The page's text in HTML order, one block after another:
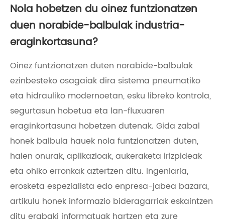
Nola hobetzen du oinez funtzionatzen
duen norabide-balbulak industria-
eraginkortasuna?
Oinez funtzionatzen duten norabide-balbulak
ezinbesteko osagaiak dira sistema pneumatiko
eta hidrauliko modernoetan, esku libreko kontrola,
segurtasun hobetua eta lan-fluxuaren
eraginkortasuna hobetzen dutenak. Gida zabal
honek balbula hauek nola funtzionatzen duten,
haien onurak, aplikazioak, aukeraketa irizpideak
eta ohiko erronkak aztertzen ditu. Ingeniaria,
erosketa espezialista edo enpresa-jabea bazara,
artikulu honek informazio bideragarriak eskaintzen
ditu erabaki informatuak hartzen eta zure